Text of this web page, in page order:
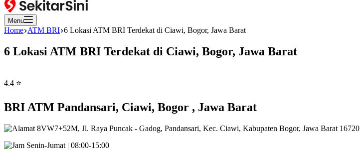
Menu
Home ATM BRI 6 Lokasi ATM BRI Terdekat di Ciawi, Bogor, Jawa Barat
6 Lokasi ATM BRI Terdekat di Ciawi, Bogor, Jawa Barat
4.4 ⭐
BRI ATM Pandansari, Ciawi, Bogor , Jawa Barat
8VW7+52M, Jl. Raya Puncak - Gadog, Pandansari, Kec. Ciawi, Kabupaten Bogor, Jawa Barat 16720
Senin-Jumat | 08:00-15:00